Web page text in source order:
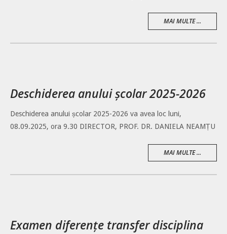
MAI MULTE ...
Deschiderea anului școlar 2025-2026
Deschiderea anului școlar 2025-2026 va avea loc luni,
08.09.2025, ora 9.30 DIRECTOR, PROF. DR. DANIELA NEAMȚU
MAI MULTE ...
Examen diferențe transfer disciplina